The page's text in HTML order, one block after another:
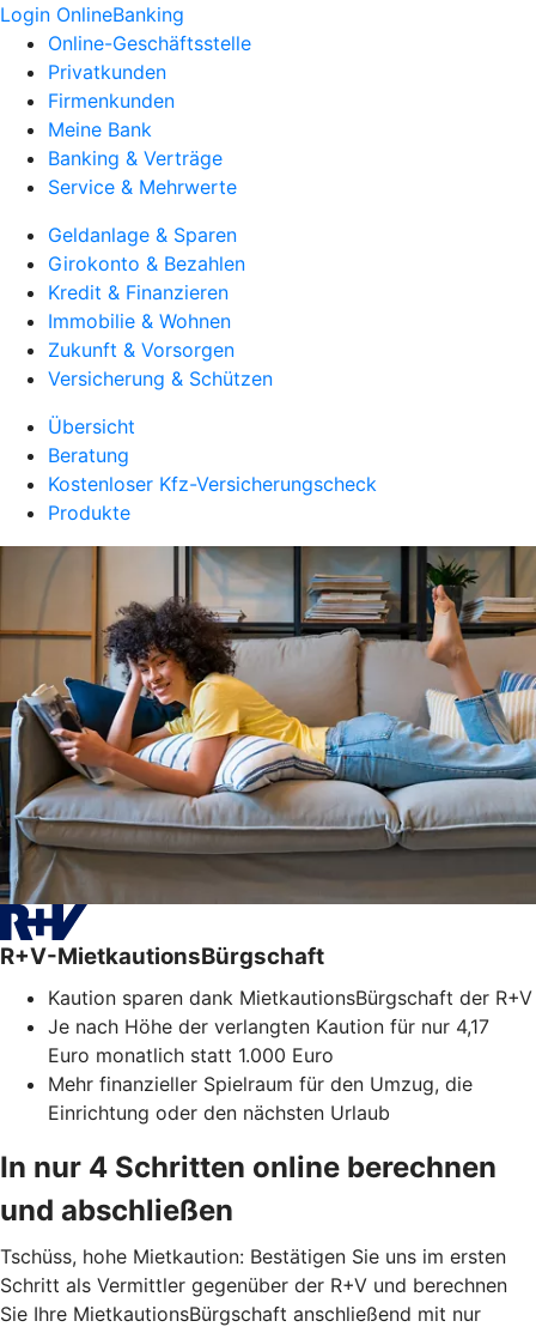
Login OnlineBanking
Online-Geschäftsstelle
Privatkunden
Firmenkunden
Meine Bank
Banking & Verträge
Service & Mehrwerte
Geldanlage & Sparen
Girokonto & Bezahlen
Kredit & Finanzieren
Immobilie & Wohnen
Zukunft & Vorsorgen
Versicherung & Schützen
Übersicht
Beratung
Kostenloser Kfz-Versicherungscheck
Produkte
R+V-MietkautionsBürgschaft
Kaution sparen dank MietkautionsBürgschaft der R+V
Je nach Höhe der verlangten Kaution für nur 4,17
Euro monatlich statt 1.000 Euro
Mehr finanzieller Spielraum für den Umzug, die
Einrichtung oder den nächsten Urlaub
In nur 4 Schritten online berechnen
und abschließen
Tschüss, hohe Mietkaution: Bestätigen Sie uns im ersten
Schritt als Vermittler gegenüber der R+V und berechnen
Sie Ihre MietkautionsBürgschaft anschließend mit nur